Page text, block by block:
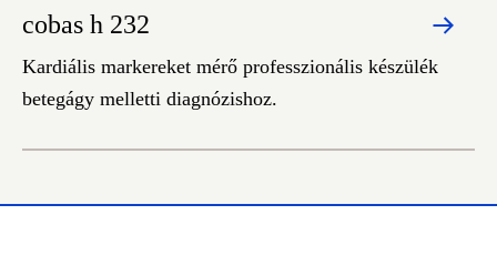
cobas h 232
Kardiális markereket mérő professzionális készülék
betegágy melletti diagnózishoz.